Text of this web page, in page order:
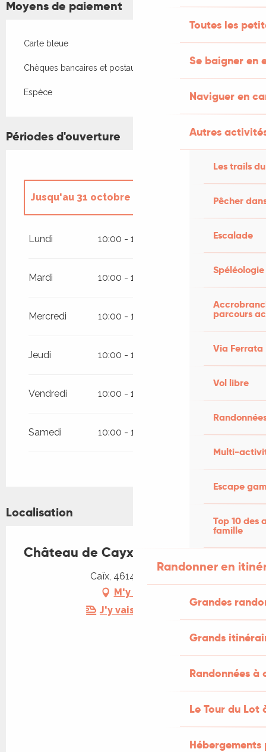
Toutes les
Se baigner en
Naviguer en
Autres
Les trails
Pêcher
Escalade
Spéléologie
parcours
Via Ferrata
Vol libre
Multi-
Escape
Top 10 des
famille
Randonner en
Grandes
Grands
Randonnées
Le Tour du Lot
Moyens de paiement
Carte bleue
Chèques bancaires et postaux
Espèce
Périodes d'ouverture
Jusqu'au 31 octobre 2026
Lundi 10:00 - 12:30 14:00 - 18:00
Mardi 10:00 - 12:30 14:00 - 18:00
Mercredi 10:00 - 12:30 14:00 - 18:00
Jeudi 10:00 - 12:30 14:00 - 18:00
Vendredi 10:00 - 12:30
Samedi 10:00 - 12:30 14:00 - 18:00
Localisation
Château de Cayx
Caïx, 46140 Luzech
M'y rendre
J'y vais en train !